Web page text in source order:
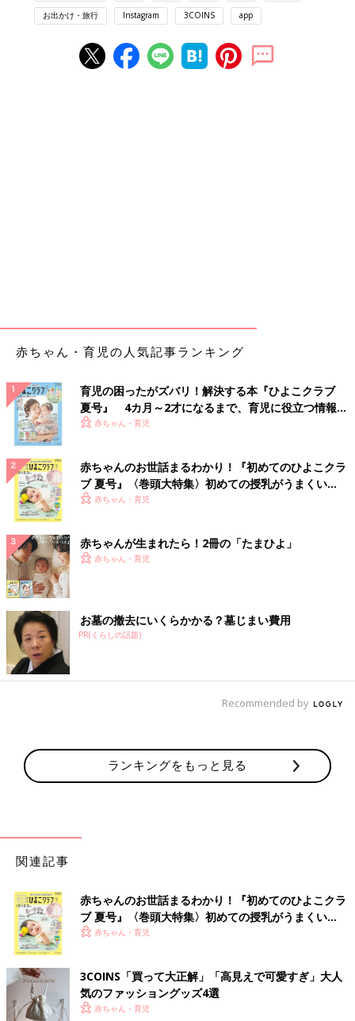
出典：Instagramアカウント「itomaru_ikuji」
できる「ウォッシュバッグ」。汚れた衣類と水、洗剤を入れて振
るだけで洗えて、すすぎや脱水も簡単のようです。使わないとき
はコンパクトに折りたためて持ち運びにも便利とのこと。見た目
も可愛くてうれしいと気に入っている様子♪
敷いておくと安心！チャイルドシートの汚れを防げ
る「防水パッドロングサイズ」
出典：Instagramアカウント「eri_mama_ikuji」
eri_mama_ikujiさんが3COINSで購入したのは、チャイルドシー
お出かけ・旅行 Instagram 3COINS app
赤ちゃん・育児の人気記事ランキング
育児の困ったがズバリ！解決する本『ひよこクラブ
夏号』 4カ月～2才になるまで、育児に役立つ情報が
いっぱい！
赤ちゃん・育児
赤ちゃんのお世話まるわかり！『初めてのひよこクラ
ブ 夏号』〈巻頭大特集〉初めての授乳がうまくい
く！ おっぱい・ミルクの基本と夏のトラブル 解決テ
赤ちゃん・育児
赤ちゃんが生まれたら！2冊の「たまひよ」
赤ちゃん・育児
お墓の撤去にいくらかかる？墓じまい費用
PR(くらしの話題)
Recommended by
ランキングをもっと見る
関連記事
赤ちゃんのお世話まるわかり！『初めてのひよこクラ
ブ 夏号』〈巻頭大特集〉初めての授乳がうまくい
く！ おっぱい・ミルクの基本と夏のトラブル 解決テ
赤ちゃん・育児
3COINS「買って大正解」「高見えで可愛すぎ」大人
気のファッショングッズ4選
赤ちゃん・育児